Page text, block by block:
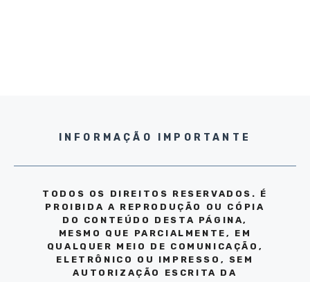
INFORMAÇÃO IMPORTANTE
TODOS OS DIREITOS RESERVADOS. É
PROIBIDA A REPRODUÇÃO OU CÓPIA
DO CONTEÚDO DESTA PÁGINA,
MESMO QUE PARCIALMENTE, EM
QUALQUER MEIO DE COMUNICAÇÃO,
ELETRÔNICO OU IMPRESSO, SEM
AUTORIZAÇÃO ESCRITA DA